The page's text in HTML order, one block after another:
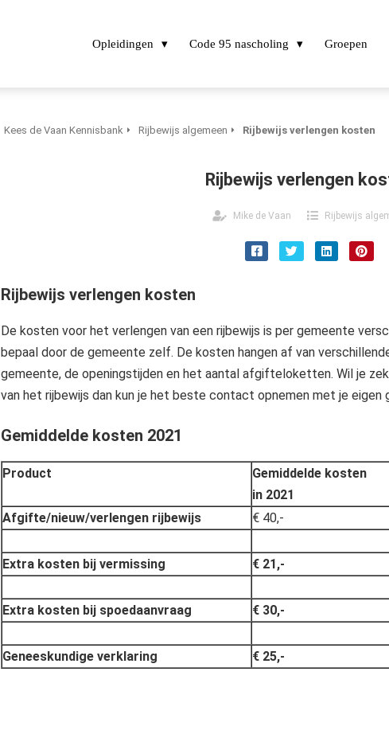
Opleidingen Code 95 nascholing Groepen
Kees de Vaan Kennisbank Rijbewijs algemeen Rijbewijs verlengen kosten
Rijbewijs verlengen
Mike de Vaan Rijbewijs
Rijbewijs verlengen kosten
De kosten voor het verlengen van een rijbewijs is per gemeente
bepaal door de gemeente zelf. De kosten hangen af van
gemeente, de openingstijden en het aantal afgifteloketten. Wil je
van het rijbewijs dan kun je het beste contact opnemen met je eigen
Gemiddelde kosten 2021
Product
Gemiddelde kosten
in 2021
Afgifte/nieuw/verlengen rijbewijs
€ 40,-
Extra kosten bij vermissing € 21,-
Extra kosten bij spoedaanvraag € 30,-
Geneeskundige verklaring € 25,-